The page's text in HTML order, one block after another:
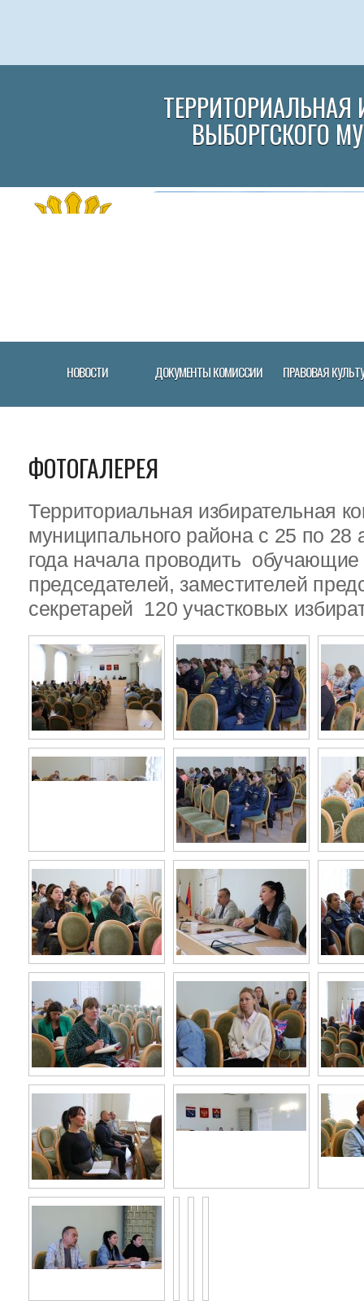
ВЫБОРГСКОГО
НОВОСТИ ДОКУМЕНТЫ КОМИССИИ ПРАВОВАЯ
ФОТОГАЛЕРЕЯ
Территориальная избирательная
муниципального района с 25 по 28
года начала проводить
председателей, заместителей
секретарей 120 участковых